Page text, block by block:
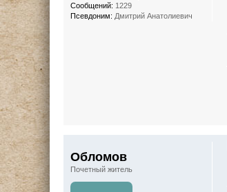
Сообщений: 1229
Псевдоним: Дмитрий Анатолиевич
Обломов
Почетный житель